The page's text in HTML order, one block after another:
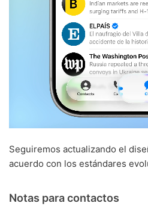
Seguiremos actualizando el
acuerdo con los estándares
Notas para contactos